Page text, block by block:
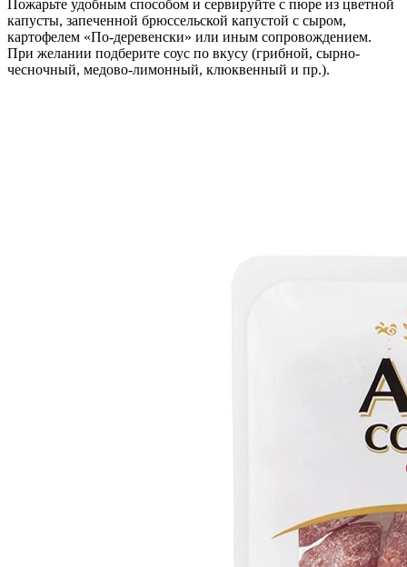
Пожарьте удобным способом и сервируйте с пюре из цветной
капусты, запеченной брюссельской капустой с сыром,
картофелем «По-деревенски» или иным сопровождением.
При желании подберите соус по вкусу (грибной, сырно-
чесночный, медово-лимонный, клюквенный и пр.).